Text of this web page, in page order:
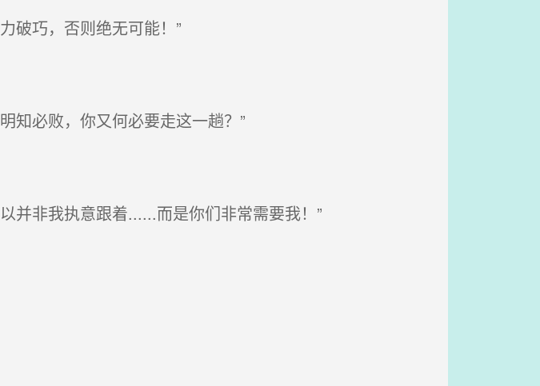
破巧，否则绝无可能！”
知必败，你又何必要走这一趟？”
并非我执意跟着......而是你们非常需要我！”